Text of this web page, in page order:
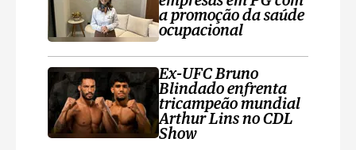
a promoção da saúde
ocupacional
Ex-UFC Bruno
Blindado enfrenta
tricampeão mundial
Arthur Lins no CDL
Show